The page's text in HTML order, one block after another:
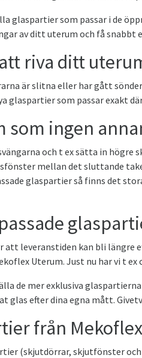
glaspartier som passar i de
av ditt uterum och få snabbt
riva ditt
är slitna eller har gått
glaspartier som passar exakt
som ingen
och t ex sätta in
mellan det sluttande
glaspartier så finns det
att leveranstiden kan bli
Uterum. Just nu har vi t ex
de mer exklusiva
glas efter dina egna mått.
från
(skjutdörrar, skjutfönster